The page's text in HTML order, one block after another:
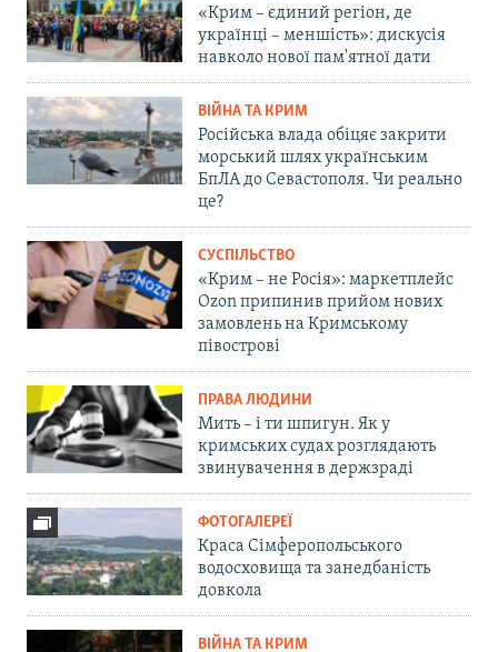
«Крим – єдиний регіон, де
українці – меншість»: дискусія
навколо нової пам'ятної дати
ВІЙНА ТА КРИМ
Російська влада обіцяє закрити
морський шлях українським
БпЛА до Севастополя. Чи реально
це?
СУСПІЛЬСТВО
«Крим – не Росія»: маркетплейс
Ozon припинив прийом нових
замовлень на Кримському
півострові
ПРАВА ЛЮДИНИ
Мить – і ти шпигун. Як у
кримських судах розглядають
звинувачення в держзраді
ФОТОГАЛЕРЕЇ
Краса Сімферопольського
водосховища та занедбаність
довкола
ВІЙНА ТА КРИМ